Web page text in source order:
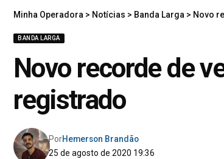
Minha Operadora > Notícias > Banda Larga > Novo
BANDA LARGA
Novo recorde de
registrado
25 de agosto de 2020 19:36
PorHemerson Brandão